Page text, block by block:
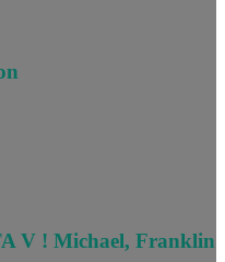
V ! Michael, Franklin